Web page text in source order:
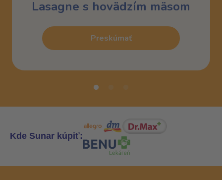
Lasagne s hovädzím mäsom
Preskúmať
Kde Sunar kúpiť: